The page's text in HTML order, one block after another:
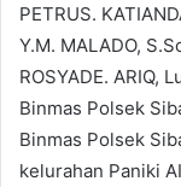
PETRUS.
Y.M. MALADO,
ROSYADE. ARIQ,
Binmas Polsek
Binmas Polsek
kelurahan Paniki